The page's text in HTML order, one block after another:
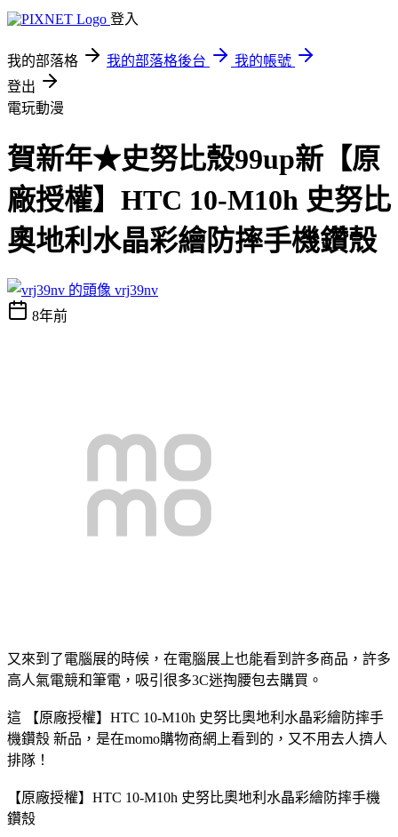
登入
我的部落格 我的部落格後台
我的帳號
登出
電玩動漫
賀新年★史努比殼99up新【原
廠授權】HTC 10-M10h 史努比
奧地利水晶彩繪防摔手機鑽殼
vrj39nv
8年前
又來到了電腦展的時候，在電腦展上也能看到許多商品，許多
高人氣電競和筆電，吸引很多3C迷掏腰包去購買。
這 【原廠授權】HTC 10-M10h 史努比奧地利水晶彩繪防摔手
機鑽殼 新品，是在momo購物商網上看到的，又不用去人擠人
排隊！
【原廠授權】HTC 10-M10h 史努比奧地利水晶彩繪防摔手機
鑽殼